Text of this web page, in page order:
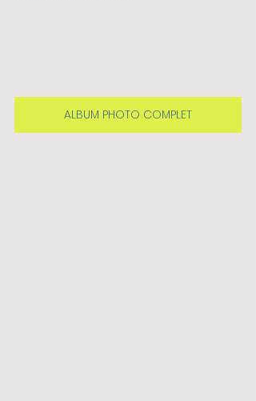
ALBUM PHOTO COMPLET